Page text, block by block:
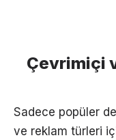
Çevrimiçi
Sadece popüler
ve reklam türleri